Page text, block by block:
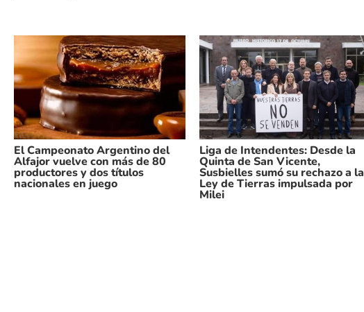
El Campeonato Argentino del
Alfajor vuelve con más de 80
productores y dos títulos
nacionales en juego
Liga de Intendentes: Desde la
Quinta de San Vicente,
Susbielles sumó su rechazo a la
Ley de Tierras impulsada por
Milei